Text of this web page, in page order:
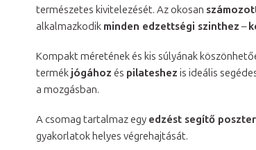
természetes kivitelezését. Az okosan
alkalmazkodik minden edzettségi szinthez –
Kompakt méretének és kis súlyának
termék jógához és pilateshez is ideális
a mozgásban.
A csomag tartalmaz egy edzést segítő
gyakorlatok helyes végrehajtását.